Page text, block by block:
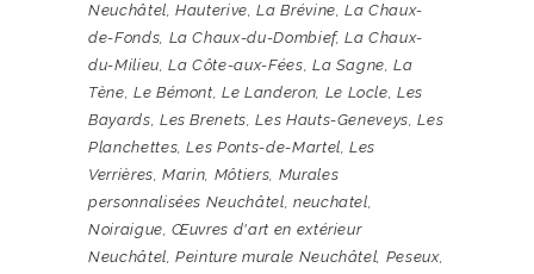
Neuchâtel,Hauterive,La Brévine,La Chaux-
de-Fonds, La Chaux-du-Dombief,La Chaux-
du-Milieu,La Côte-aux-Fées, La Sagne,La
Tène, Le Bémont,Le Landeron, Le Locle,Les
Bayards, Les Brenets,Les Hauts-Geneveys,Les
Planchettes,Les Ponts-de-Martel,Les
Verrières,Marin, Môtiers, Murales
personnalisées Neuchâtel, neuchatel,
Noiraigue,Œuvres d'art en extérieur
Neuchâtel,Peinture murale Neuchâtel, Peseux,